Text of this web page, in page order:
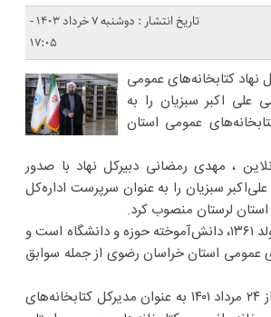
تاریخ انتشار : دوشنبه ۷ خرداد ۱۴۰۳ -
۱۷:۰۵
کتابخانه‌های عمومی
علی اکبر سبزیان را به
عمومی استان
، مهدی رمضانی دبیرکل نهاد با صدور
سبزیان را به عنوان سرپرست اداره‌کل
لرستان منصوب کرد.
علی اکبر سبزیان، متولد ۱۳۶۱، دانش‌آموخته حوزه و دانشگاه است و
عمومی استان خراسان رضوی از جمله سوابق
سیدسجاد راستخانه از ۲۴ مرداد ۱۴۰۱ به عنوان مدیرکل کتابخانه‌های